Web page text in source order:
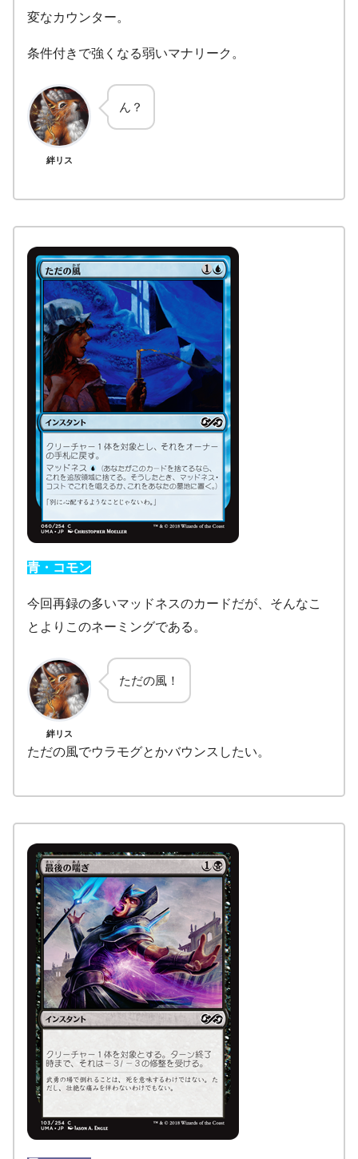
変なカウンター。
条件付きで強くなる弱いマナリーク。
絆リス
ん？
青・コモン
今回再録の多いマッドネスのカードだが、そんなこ
とよりこのネーミングである。
絆リス
ただの風！
ただの風でウラモグとかバウンスしたい。